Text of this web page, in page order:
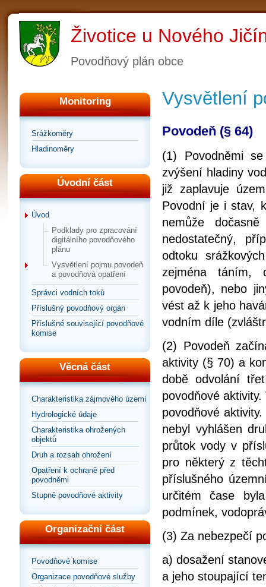
Životice u Nového
Povodňový plán obce
Monitoring
Srážkoměry
Hladinoměry
Úvodní část
Úvod
Podklady pro zpracování
digitálního povodňového
plánu
Vysvětlení pojmu povodeň
a povodňová opatření
Správci vodních toků
Příslušný povodňový orgán
Příslušné související povodňové
komise
Věcná část
Charakteristika zájmového území
Hydrologické údaje
Charakteristika ohrožených
objektů
Druh a rozsah ohrožení
Opatření k ochraně před
povodněmi
Stupně povodňové aktivity
Organizační část
Povodňové komise
Organizace povodňové služby
Vysvětlení
Povodeň (§ 64)
(1) Povodněmi
zvýšení hladiny
již zaplavuje
Povodní je i stav,
nemůže
nedostatečný,
odtoku
zejména táním,
povodeň), nebo
vést až k jeho
vodním díle
(2) Povodeň
aktivity (§ 70) a
době odvolání
povodňové
povodňové
nebyl vyhlášen
průtok vody v
pro některý z
příslušného
určitém čase
podmínek,
(3) Za nebezpečí
a) dosažení
a jeho stoupající